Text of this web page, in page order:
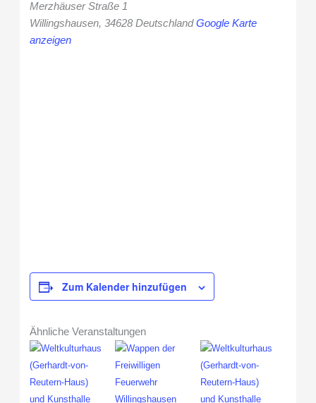
Merzhäuser Straße 1
Willingshausen, 34628 Deutschland Google Karte
anzeigen
Zum Kalender hinzufügen
Ähnliche Veranstaltungen